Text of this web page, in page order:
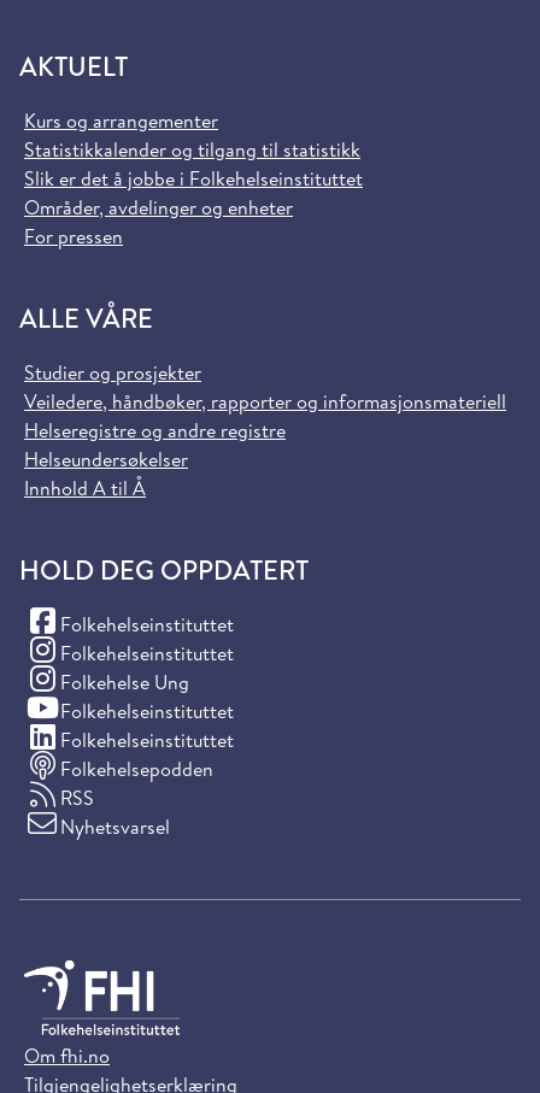
AKTUELT
Kurs og arrangementer
Statistikkalender og tilgang til statistikk
Slik er det å jobbe i Folkehelseinstituttet
Områder, avdelinger og enheter
For pressen
ALLE VÅRE
Studier og prosjekter
Veiledere, håndbøker, rapporter og informasjonsmateriell
Helseregistre og andre registre
Helseundersøkelser
Innhold A til Å
HOLD DEG OPPDATERT
Folkehelseinstituttet
(Facebook)
Folkehelseinstituttet
(Instagram)
Folkehelse Ung
(Instagram)
Folkehelseinstituttet
(YouTube)
Folkehelseinstituttet
(LinkedIn)
Folkehelsepodden
RSS
Nyhetsvarsel
Om fhi.no
Tilgjengelighetserklæring